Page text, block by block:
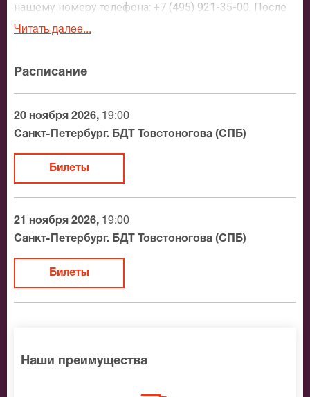
нашему номеру телефона: +7 (495) 921-35-00. После
оформления заявки с Вами свяжется персональный
зале, о том как заказать билет и утвердит адрес
доставки.
Официальные билеты на Ф.М. Игры
После бронирования билетов, ожидайте доставку по
Москве в течение не более 2-х часов. Бесплатная
доставка билетов осуществляется в пределах МКАД
возле метро или в пешей доступности. Оплатить
заказ Вы можете с помощью:
Банковской картой
Наличными
Связной
Читать далее...
Расписание
20 ноября 2026, 19:00
Санкт-Петербург. БДТ Товстоногова (СПБ)
Билеты
21 ноября 2026, 19:00
Санкт-Петербург. БДТ Товстоногова (СПБ)
Билеты
Наши преимущества